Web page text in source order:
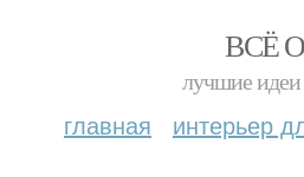
ВСЁ
лучшие идеи
главная интерьер